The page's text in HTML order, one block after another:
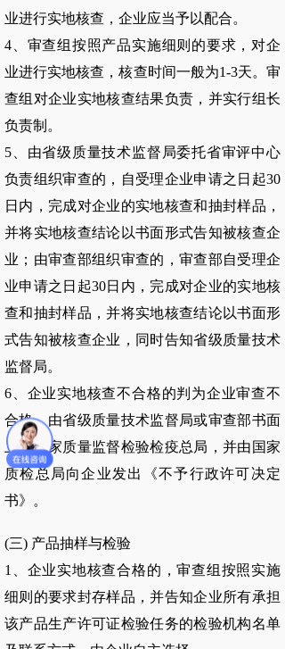
业进行实地核查，企业应当予以配合。
4、审查组按照产品实施细则的要求，对企
业进行实地核查，核查时间一般为1-3天。审
查组对企业实地核查结果负责，并实行组长
负责制。
5、由省级质量技术监督局委托省审评中心
负责组织审查的，自受理企业申请之日起30
日内，完成对企业的实地核查和抽封样品，
并将实地核查结论以书面形式告知被核查企
业；由审查部组织审查的，审查部自受理企
业申请之日起30日内，完成对企业的实地核
查和抽封样品，并将实地核查结论以书面形
式告知被核查企业，同时告知省级质量技术
监督局。
6、企业实地核查不合格的判为企业审查不
合格，由省级质量技术监督局或审查部书面
上报国家质量监督检验检疫总局，并由国家
质检总局向企业发出《不予行政许可决定
书》。
(三) 产品抽样与检验
1、企业实地核查合格的，审查组按照实施
细则的要求封存样品，并告知企业所有承担
该产品生产许可证检验任务的检验机构名单